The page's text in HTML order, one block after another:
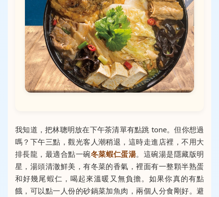
我知道，把林聰明放在下午茶清單有點跳 tone。但你想過
嗎？下午三點，觀光客人潮稍退，這時走進店裡，不用大
排長龍，最適合點一碗冬菜蝦仁蛋湯。這碗湯是隱藏版明
星，湯頭清澈鮮美，有冬菜的香氣，裡面有一整顆半熟蛋
和好幾尾蝦仁，喝起來溫暖又無負擔。如果你真的有點
餓，可以點一人份的砂鍋菜加魚肉，兩個人分食剛好。避